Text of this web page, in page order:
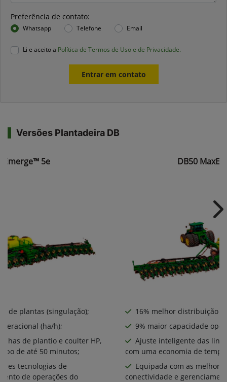
Preferência de contato:
Whatsapp Telefone Email
Li e aceito a Política de Termos de Uso e de Privacidade.
Entrar em contato
Versões Plantadeira DB
5e
de plantas (singulação);
(ha/h);
de plantio e coulter HP,
de até 50 minutos;
tecnologias de
de operações do
DB50
16% melhor distribuição
9% maior capacidade
Ajuste inteligente das
com uma economia de
Equipada com as
conectividade e